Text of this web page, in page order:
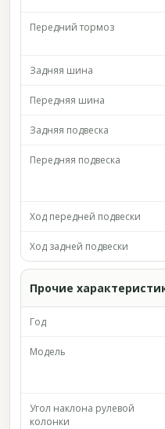
Передний тормоз
Задняя шина
Передняя шина
Задняя подвеска
Передняя подвеска
Ход передней подвески
Ход задней подвески
Прочие
Год
Модель
Угол наклона рулевой
колонки